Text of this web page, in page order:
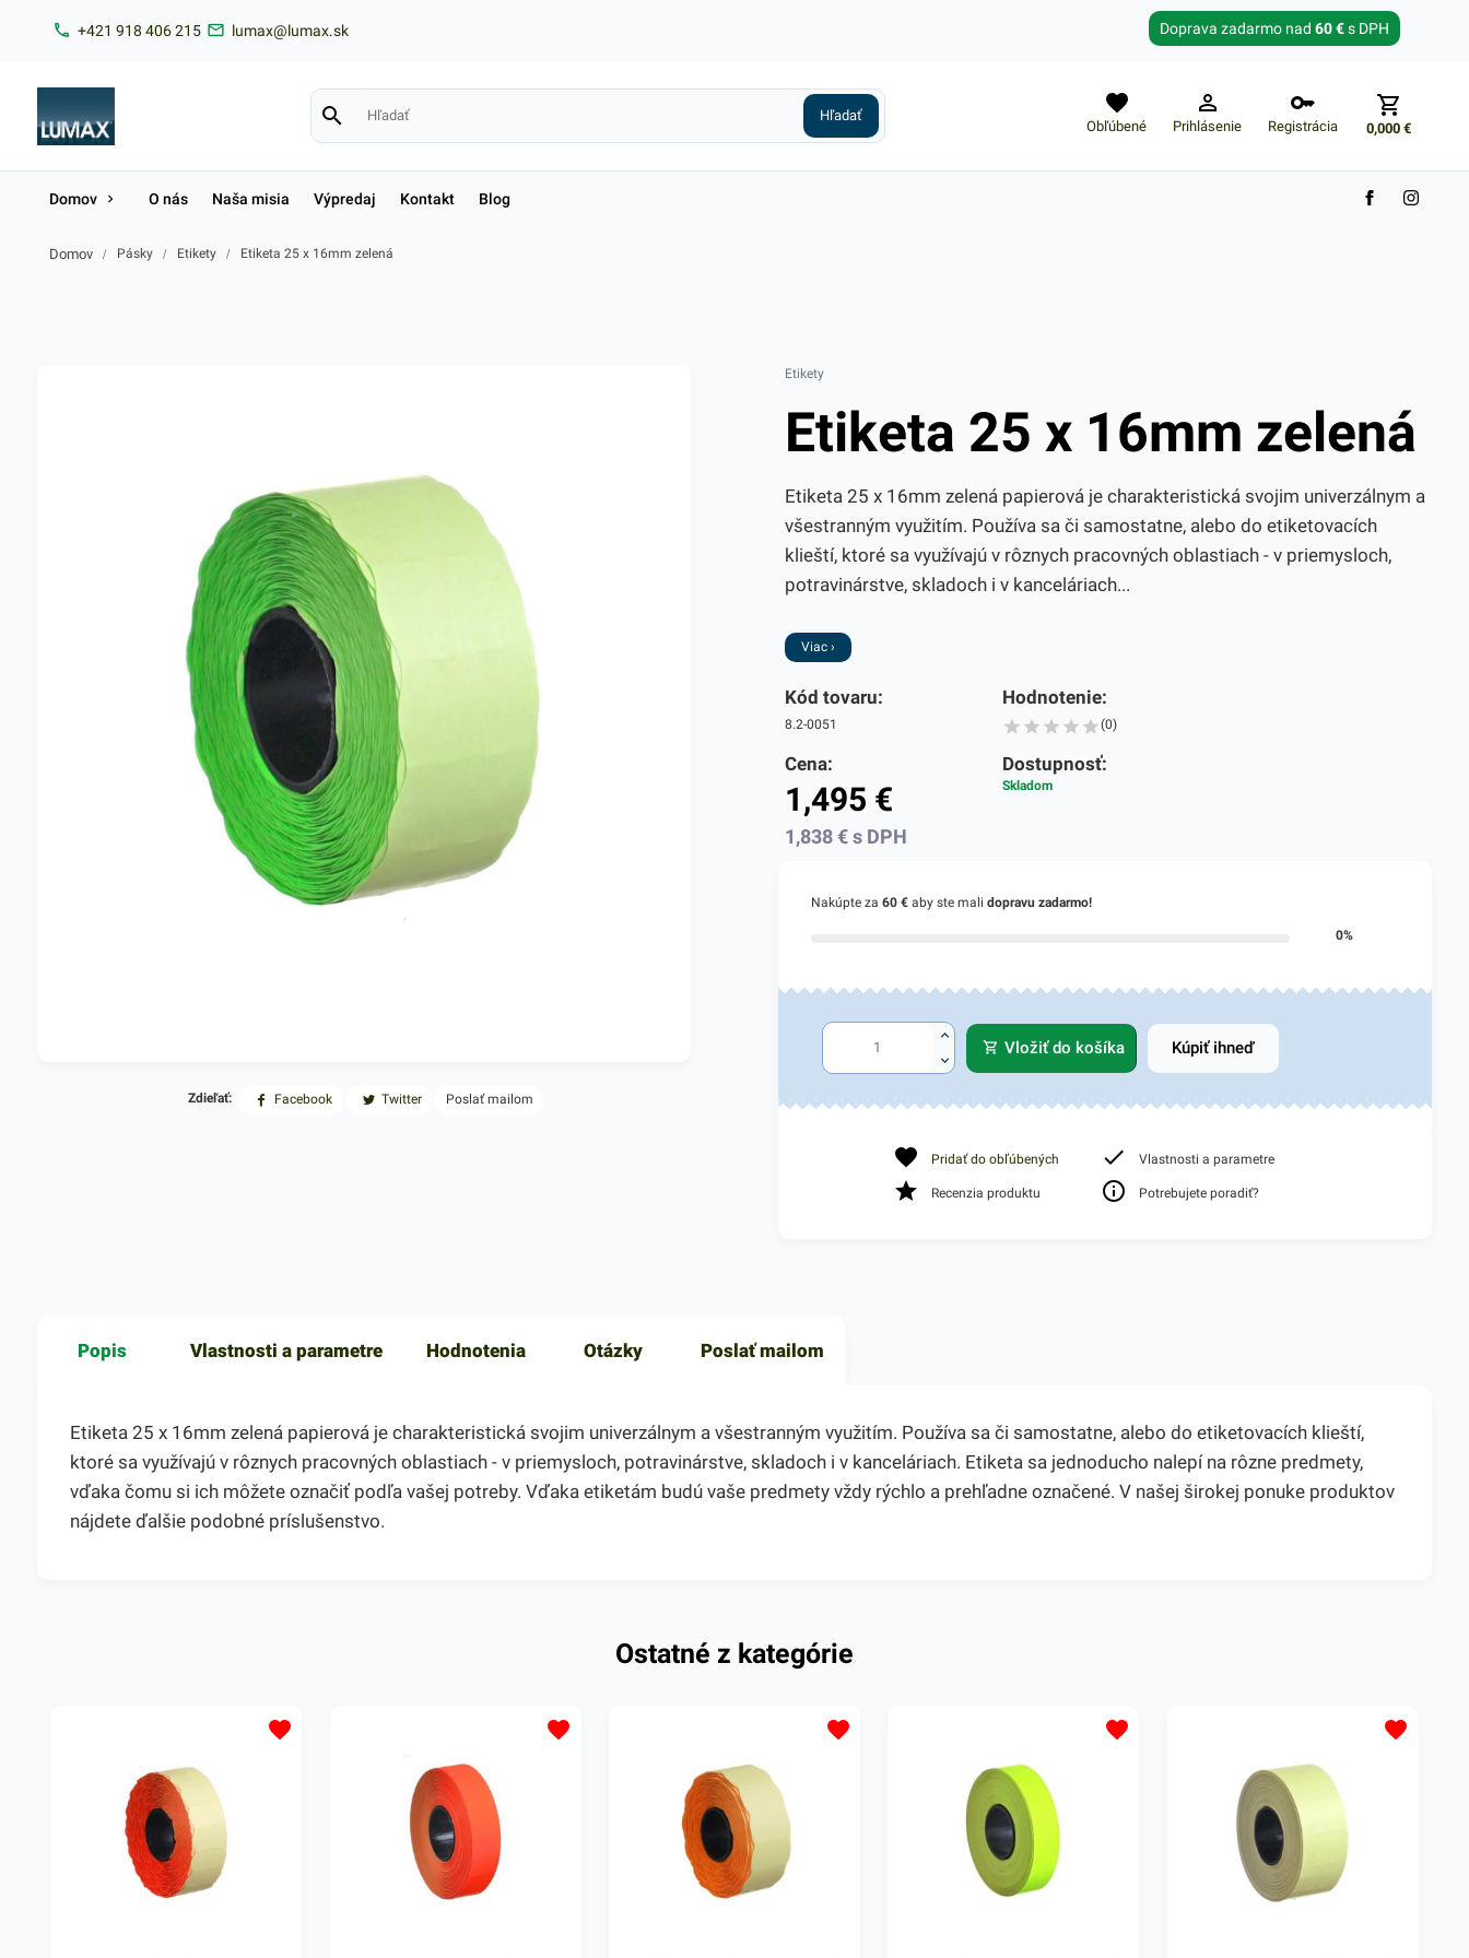
+421 918 406 215 lumax@lumax.sk Doprava zadarmo nad 60 €s DPH
Obľúbené Prihlásenie Registrácia 0,000€
Zabudnuté heslo?
Domov O nás Naša misia Výpredaj Kontakt Blog
Domov / Pásky / Etikety / Etiketa 25 x 16mm zelená
Zdieľať: Facebook Twitter Poslať mailom
Etikety
Etiketa 25 x 16mm zelená
Etiketa 25 x 16mm zelená papierová je charakteristická svojim univerzálnym a
všestranným využitím. Používa sa či samostatne, alebo do etiketovacích
klieští, ktoré sa využívajú v rôznych pracovných oblastiach - v priemysloch,
potravinárstve, skladoch i v kanceláriach...
Viac ›
Kód tovaru:
8.2-0051
Hodnotenie:
(0)
Cena:
1,495 €
1,838€s DPH
Dostupnosť:
Skladom
Nakúpte za 60 €aby ste mali dopravu zadarmo!
0%
Vložiť do košíka Kúpiť ihneď
Pridať do obľúbených Vlastnosti a parametre
Recenzia produktu Potrebujete poradiť?
Popis Vlastnosti a parametre Hodnotenia Otázky Poslať mailom
Etiketa 25 x 16mm zelená papierová je charakteristická svojim univerzálnym a všestranným využitím. Používa sa či samostatne, alebo do etiketovacích klieští,
ktoré sa využívajú v rôznych pracovných oblastiach - v priemysloch, potravinárstve, skladoch i v kanceláriach. Etiketa sa jednoducho nalepí na rôzne predmety,
vďaka čomu si ich môžete označiť podľa vašej potreby. Vďaka etiketám budú vaše predmety vždy rýchlo a prehľadne označené. V našej širokej ponuke produktov
nájdete ďalšie podobné príslušenstvo.
Ostatné z kategórie